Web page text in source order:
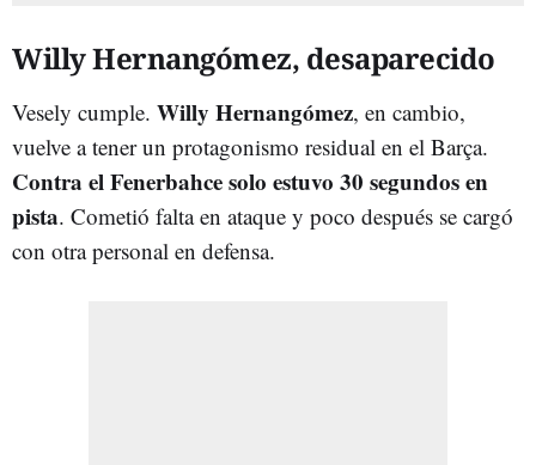
Willy Hernangómez, desaparecido
Vesely cumple. Willy Hernangómez, en cambio,
vuelve a tener un protagonismo residual en el Barça.
Contra el Fenerbahce solo estuvo 30 segundos en
pista. Cometió falta en ataque y poco después se cargó
con otra personal en defensa.